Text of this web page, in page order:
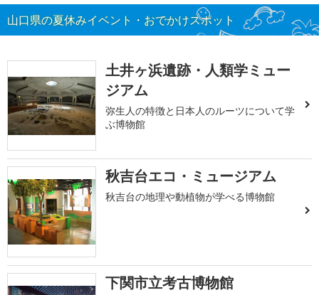
山口県の夏休みイベント・おでかけスポット
土井ヶ浜遺跡・人類学ミュー
ジアム
弥生人の特徴と日本人のルーツについて学
ぶ博物館
秋吉台エコ・ミュージアム
秋吉台の地理や動植物が学べる博物館
下関市立考古博物館